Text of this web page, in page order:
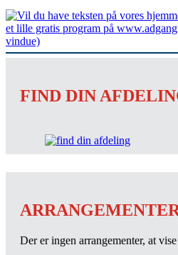
FIND DIN
Der er ingen arrangementer, at